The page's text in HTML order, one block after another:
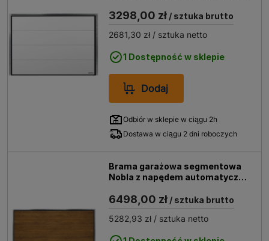
3298,00 zł / sztuka brutto
2681,30 zł / sztuka netto
1 Dostępność w sklepie
Dodaj
Odbiór w sklepie w ciągu 2h
Dostawa w ciągu 2 dni roboczych
Brama garażowa segmentowa
Nobla z napędem automatyczna
6498,00 zł / sztuka brutto
5282,93 zł / sztuka netto